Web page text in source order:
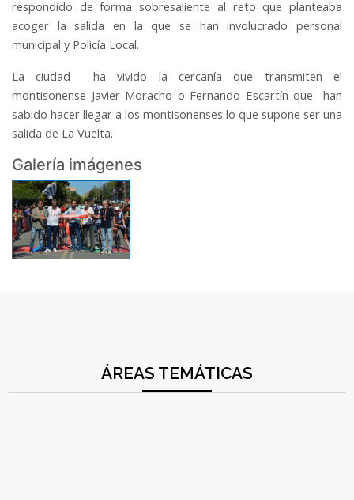
respondido de forma sobresaliente al reto que planteaba
acoger la salida en la que se han involucrado personal
municipal y Policía Local.
La ciudad ha vivido la cercanía que transmiten el
montisonense Javier Moracho o Fernando Escartín que han
sabido hacer llegar a los montisonenses lo que supone ser una
salida de La Vuelta.
Galería imágenes
ÁREAS TEMÁTICAS